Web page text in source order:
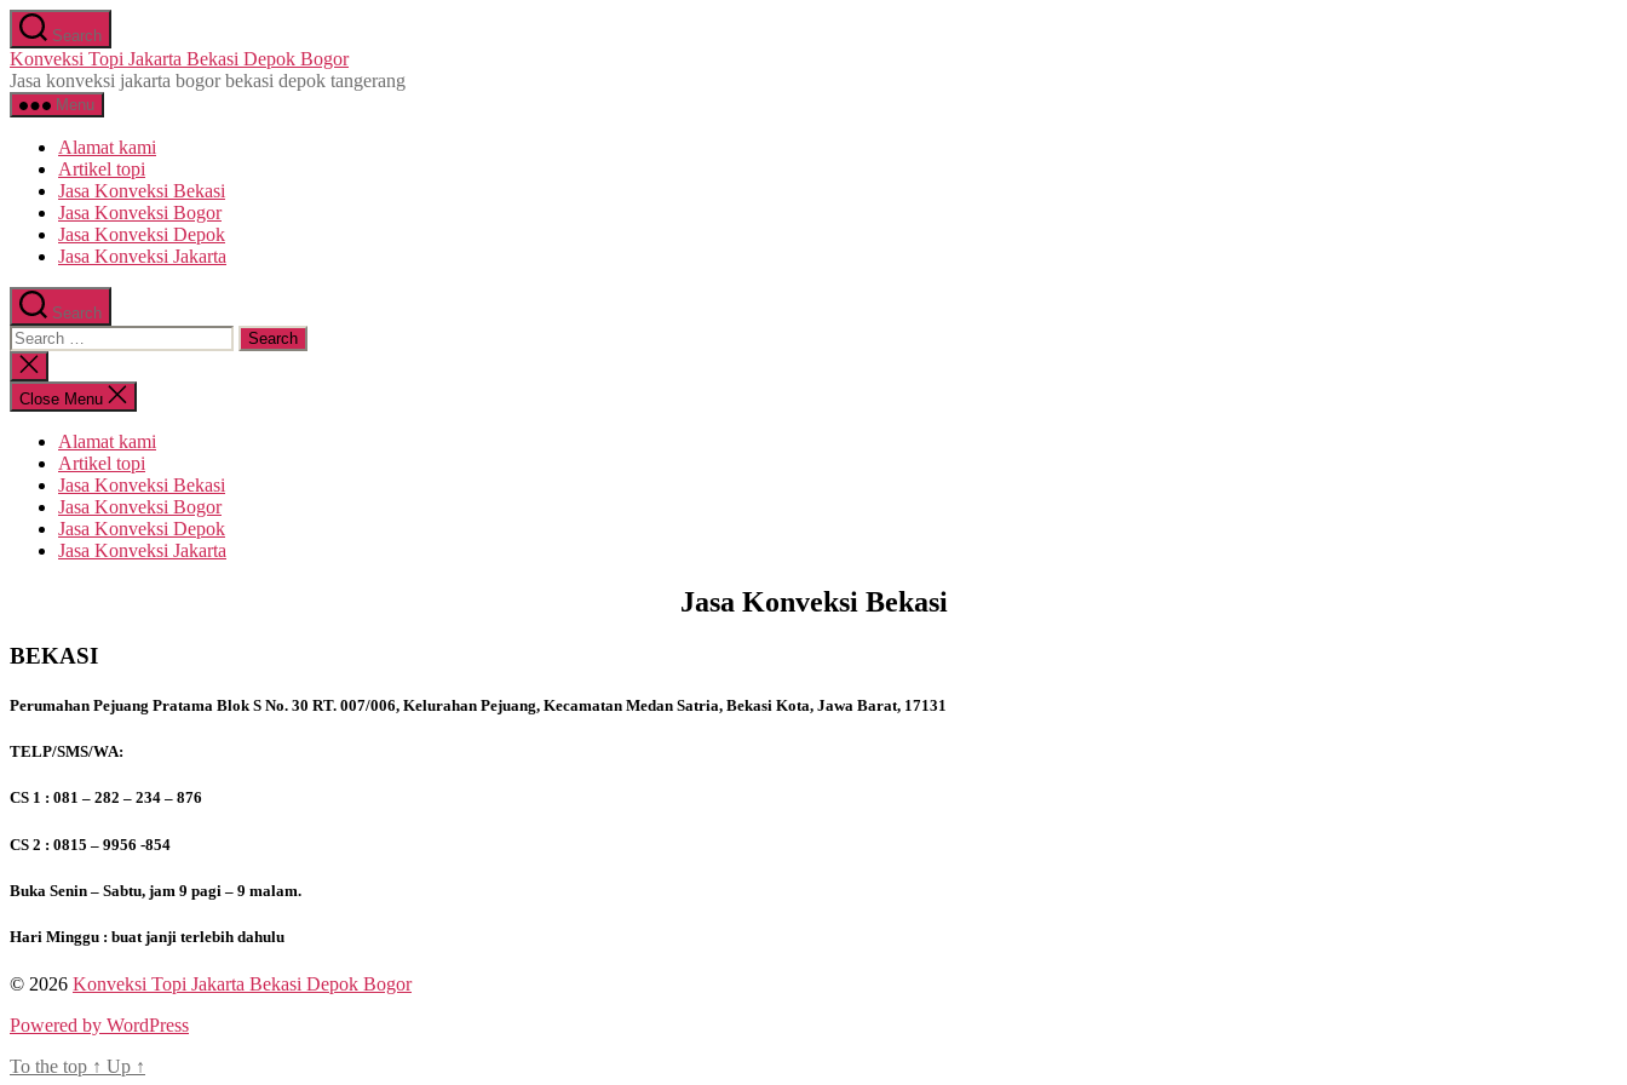
Skip
to
the
content
Search
Konveksi Topi Jakarta Bekasi Depok Bogor
Jasa konveksi jakarta bogor bekasi depok tangerang
Menu
Alamat kami
Artikel topi
Jasa Konveksi Bekasi
Jasa Konveksi Bogor
Jasa Konveksi Depok
Jasa Konveksi Jakarta
Search
Search
for:
Close
search
Close Menu
Alamat kami
Artikel topi
Jasa Konveksi Bekasi
Jasa Konveksi Bogor
Jasa Konveksi Depok
Jasa Konveksi Jakarta
Jasa Konveksi Bekasi
BEKASI
Perumahan Pejuang Pratama Blok S No. 30 RT. 007/006, Kelurahan Pejuang, Kecamatan Medan Satria, Bekasi Kota, Jawa Barat, 17131
TELP/SMS/WA:
CS 1 : 081 – 282 – 234 – 876
CS 2 : 0815 – 9956 -854
Buka Senin – Sabtu, jam 9 pagi – 9 malam.
Hari Minggu : buat janji terlebih dahulu
© 2026 Konveksi Topi Jakarta Bekasi Depok Bogor
Powered by WordPress
To the top ↑ Up ↑